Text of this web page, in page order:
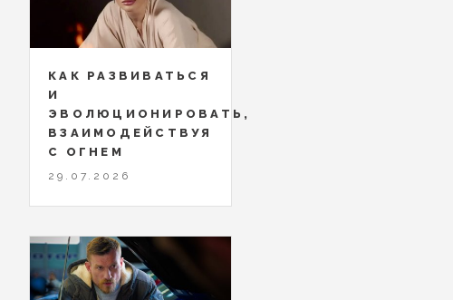
КАК РАЗВИВАТЬСЯ
И
ЭВОЛЮЦИОНИРОВАТЬ,
ВЗАИМОДЕЙСТВУЯ
С ОГНЕМ
29.07.2026